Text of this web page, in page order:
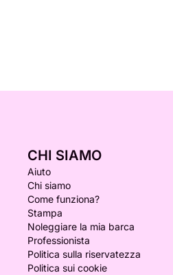
CHI SIAMO
Aiuto
Chi siamo
Come funziona?
Stampa
Noleggiare la mia barca
Professionista
Politica sulla riservatezza
Politica sui cookie